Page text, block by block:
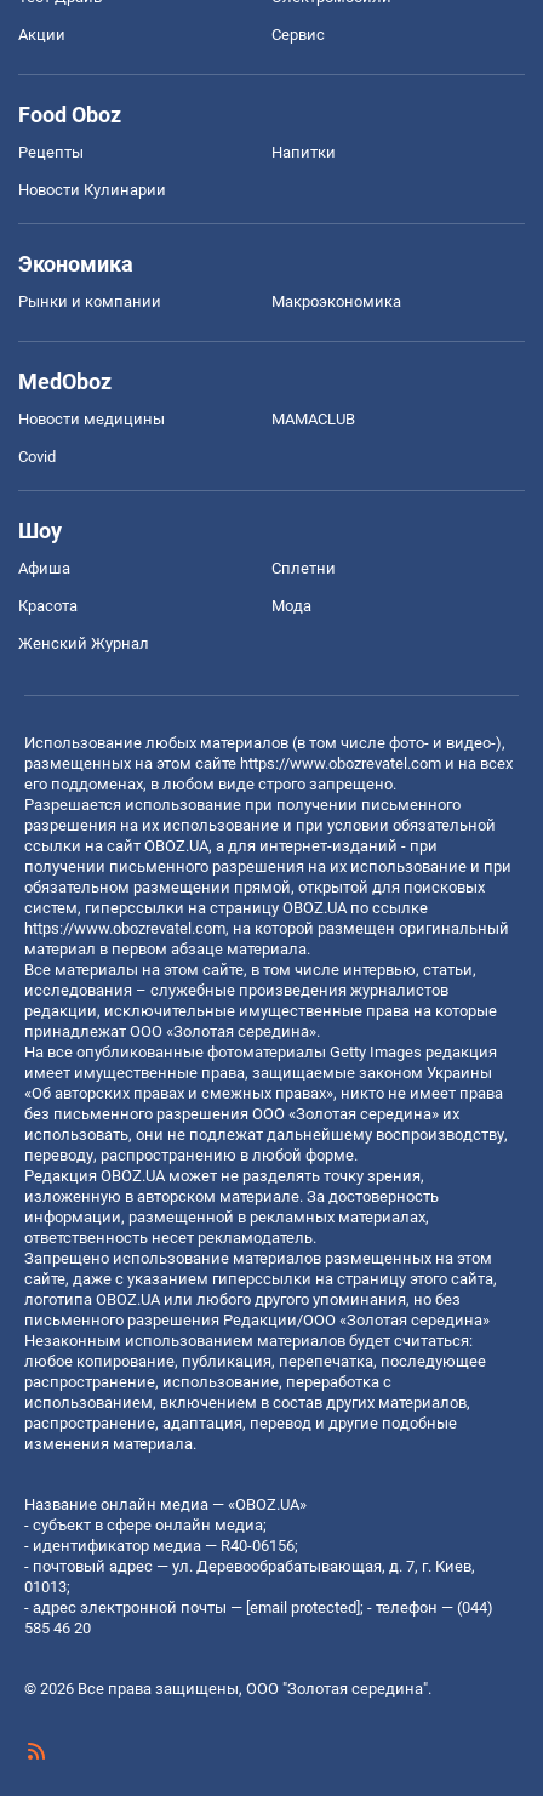
Акции Сервис
Food Oboz
Рецепты Напитки
Новости Кулинарии
Экономика
Рынки и компании Mакроэкономика
MedOboz
Новости медицины MAMACLUB
Covid
Шоу
Афиша Сплетни
Красота Мода
Женский Журнал
Использование любых материалов (в том числе фото- и видео-),
размещенных на этом сайте https://www.obozrevatel.com и на всех
его поддоменах, в любом виде строго запрещено.
Разрешается использование при получении письменного
разрешения на их использование и при условии обязательной
ссылки на сайт OBOZ.UA, а для интернет-изданий - при
получении письменного разрешения на их использование и при
обязательном размещении прямой, открытой для поисковых
систем, гиперссылки на страницу OBOZ.UA по ссылке
https://www.obozrevatel.com, на которой размещен оригинальный
материал в первом абзаце материала.
Все материалы на этом сайте, в том числе интервью, статьи,
исследования – служебные произведения журналистов
редакции, исключительные имущественные права на которые
принадлежат ООО «Золотая середина».
На все опубликованные фотоматериалы Getty Images редакция
имеет имущественные права, защищаемые законом Украины
«Об авторских правах и смежных правах», никто не имеет права
без письменного разрешения ООО «Золотая середина» их
использовать, они не подлежат дальнейшему воспроизводству,
переводу, распространению в любой форме.
Редакция OBOZ.UA может не разделять точку зрения,
изложенную в авторском материале. За достоверность
информации, размещенной в рекламных материалах,
ответственность несет рекламодатель.
Запрещено использование материалов размещенных на этом
сайте, даже с указанием гиперссылки на страницу этого сайта,
логотипа OBOZ.UA или любого другого упоминания, но без
письменного разрешения Редакции/ООО «Золотая середина»
Незаконным использованием материалов будет считаться:
любое копирование, публикация, перепечатка, последующее
распространение, использование, переработка с
использованием, включением в состав других материалов,
распространение, адаптация, перевод и другие подобные
изменения материала.
Название онлайн медиа — «OBOZ.UA»
- субъект в сфере онлайн медиа;
- идентификатор медиа — R40-06156;
- почтовый адрес — ул. Деревообрабатывающая, д. 7, г. Киев,
01013;
- адрес электронной почты — [email protected]; - телефон — (044)
585 46 20
© 2026 Все права защищены, ООО "Золотая середина".